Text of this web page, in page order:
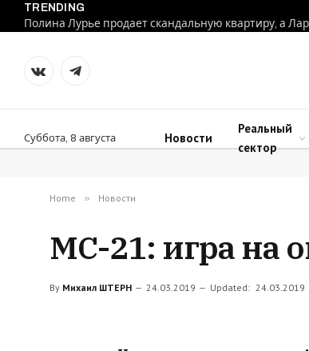
TRENDING
VKontakteTelegram
Суббота, 8 августа Новости
Реальный
сектор
Home » Новости
МС-21: игра на
By Михаил ШТЕРН 24.03.2019 Updated: 24.03.2019